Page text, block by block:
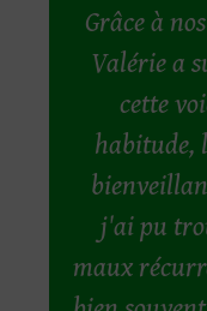
Grâce à
Valérie a
cette
habitude,
j'ai pu
maux